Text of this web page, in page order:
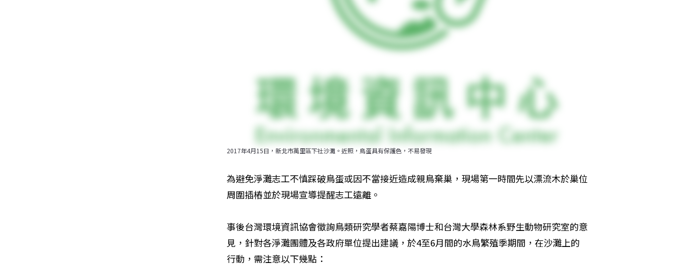
2017年4月15日，新北市萬里區下社沙灘。近照，鳥蛋具有保護色，不易發現
為避免淨灘志工不慎踩破鳥蛋或因不當接近造成親鳥棄巢，現場第一時間先以漂流木於巢位
周圍插樁並於現場宣導提醒志工遠離。
事後台灣環境資訊協會徵詢鳥類研究學者蔡嘉陽博士和台灣大學森林系野生動物研究室的意
見，針對各淨灘團體及各政府單位提出建議，於4至6月間的水鳥繁殖季期間，在沙灘上的
行動，需注意以下幾點：